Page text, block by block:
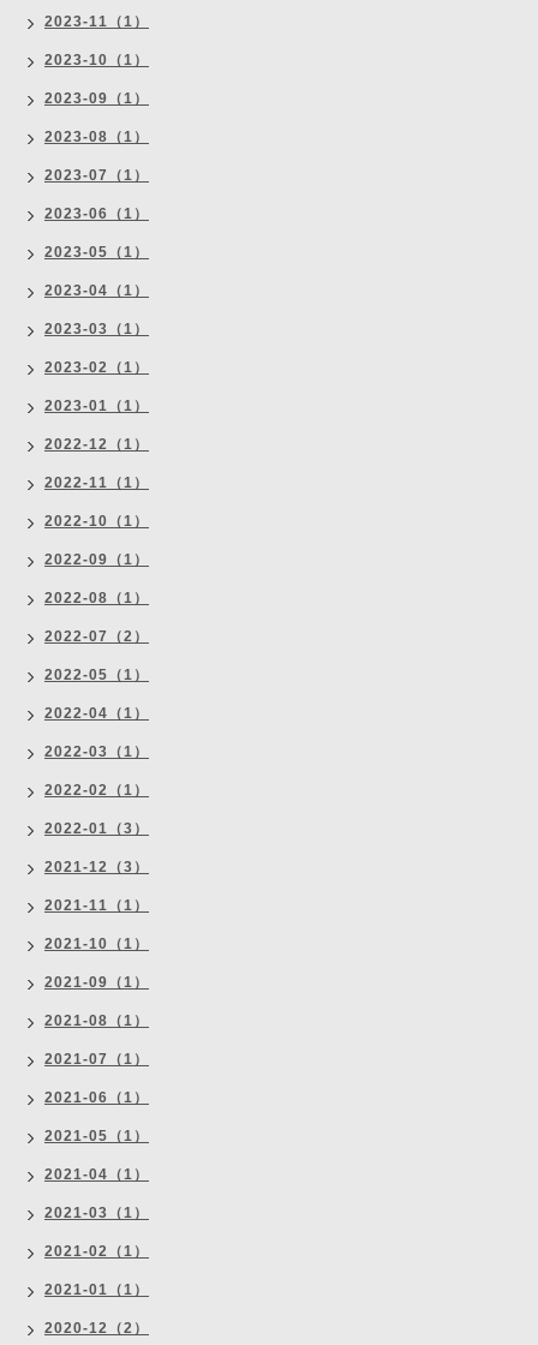
2023-11（1）
2023-10（1）
2023-09（1）
2023-08（1）
2023-07（1）
2023-06（1）
2023-05（1）
2023-04（1）
2023-03（1）
2023-02（1）
2023-01（1）
2022-12（1）
2022-11（1）
2022-10（1）
2022-09（1）
2022-08（1）
2022-07（2）
2022-05（1）
2022-04（1）
2022-03（1）
2022-02（1）
2022-01（3）
2021-12（3）
2021-11（1）
2021-10（1）
2021-09（1）
2021-08（1）
2021-07（1）
2021-06（1）
2021-05（1）
2021-04（1）
2021-03（1）
2021-02（1）
2021-01（1）
2020-12（2）